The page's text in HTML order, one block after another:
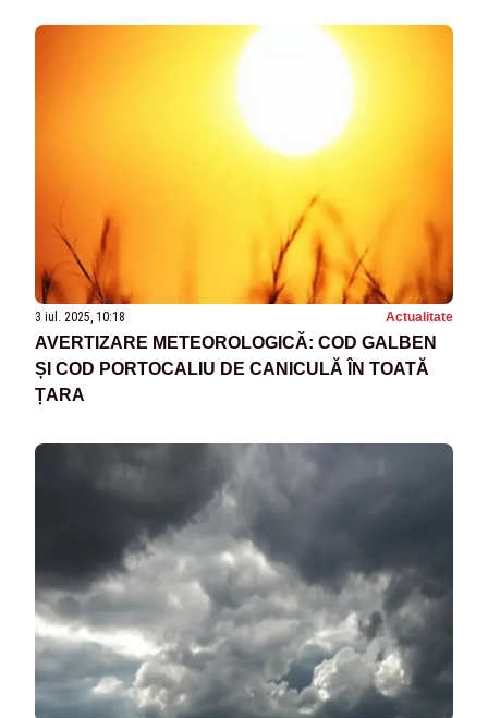
3 iul. 2025, 10:18 Actualitate
AVERTIZARE METEOROLOGICĂ: COD GALBEN
ȘI COD PORTOCALIU DE CANICULĂ ÎN TOATĂ
ȚARA